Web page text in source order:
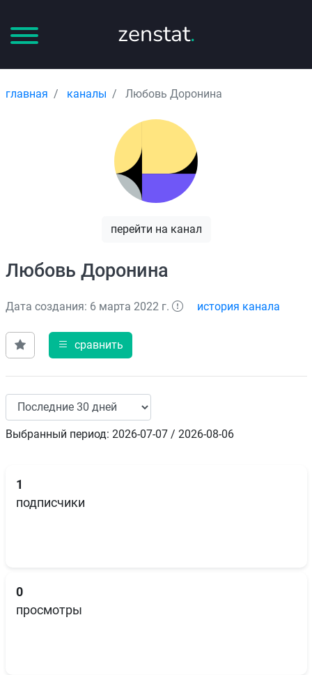
zenstat.
главная каналы Любовь Доронина
перейти на канал
Любовь Доронина
Дата создания: 6 марта 2022 г. история канала
сравнить
Выбранный период: 2026-07-07 / 2026-08-06
1
подписчики
0
просмотры